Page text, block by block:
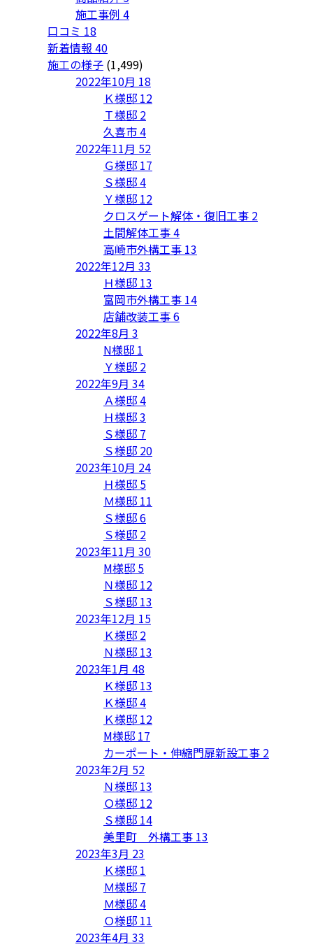
施工事例 4
口コミ 18
新着情報 40
施工の様子 (1,499)
2022年10月 18
Ｋ様邸 12
Ｔ様邸 2
久喜市4
2022年11月 52
Ｇ様邸 17
Ｓ様邸4
Ｙ様邸 12
クロスゲート解体・復旧工事 2
土間解体工事4
高崎市外構工事 13
2022年12月 33
Ｈ様邸 13
富岡市外構工事 14
店舗改装工事6
2022年8月 3
N様邸 1
Ｙ様邸 2
2022年9月 34
Ａ様邸4
Ｈ様邸3
Ｓ様邸 7
Ｓ様邸 20
2023年10月 24
Ｈ様邸 5
Ｍ様邸 11
Ｓ様邸6
Ｓ様邸 2
2023年11月 30
M様邸 5
Ｎ様邸 12
Ｓ様邸 13
2023年12月 15
Ｋ様邸 2
Ｎ様邸 13
2023年1月 48
Ｋ様邸 13
Ｋ様邸4
Ｋ様邸 12
M様邸 17
カーポート・伸縮門扉新設工事 2
2023年2月 52
Ｎ様邸 13
Ｏ様邸 12
Ｓ様邸 14
美里町 外構工事 13
2023年3月 23
Ｋ様邸 1
Ｍ様邸 7
Ｍ様邸4
Ｏ様邸 11
2023年4月 33